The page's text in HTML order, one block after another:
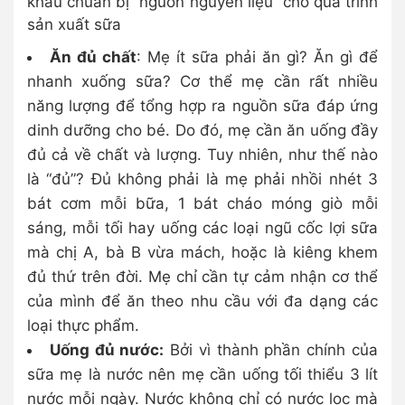
sản xuất sữa
Ăn đủ chất: Mẹ ít sữa phải ăn gì? Ăn gì để
nhanh xuống sữa? Cơ thể mẹ cần rất nhiều
năng lượng để tổng hợp ra nguồn sữa đáp ứng
dinh dưỡng cho bé. Do đó, mẹ cần ăn uống đầy
đủ cả về chất và lượng. Tuy nhiên, như thế nào
là “đủ”? Đủ không phải là mẹ phải nhồi nhét 3
bát cơm mỗi bữa, 1 bát cháo móng giò mỗi
sáng, mỗi tối hay uống các loại ngũ cốc lợi sữa
mà chị A, bà B vừa mách, hoặc là kiêng khem
đủ thứ trên đời. Mẹ chỉ cần tự cảm nhận cơ thể
của mình để ăn theo nhu cầu với đa dạng các
loại thực phẩm.
Uống đủ nước: Bởi vì thành phần chính của
sữa mẹ là nước nên mẹ cần uống tối thiểu 3 lít
nước mỗi ngày. Nước không chỉ có nước lọc mà